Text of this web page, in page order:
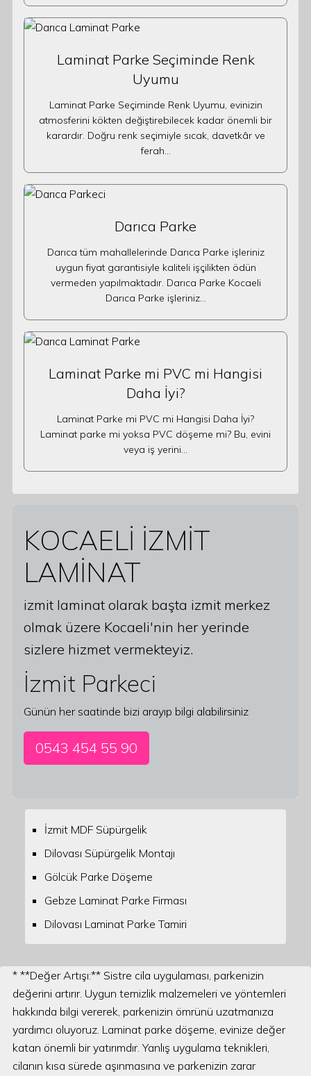
Laminat Parke Seçiminde Renk
Uyumu
Laminat Parke Seçiminde Renk Uyumu, evinizin
atmosferini kökten değiştirebilecek kadar önemli bir
karardır. Doğru renk seçimiyle sıcak, davetkâr ve
ferah…
Darıca Parke
Darıca tüm mahallelerinde Darıca Parke işleriniz
uygun fiyat garantisiyle kaliteli işçilikten ödün
vermeden yapılmaktadır. Darıca Parke Kocaeli
Darıca Parke işleriniz…
Laminat Parke mi PVC mi Hangisi
Daha İyi?
Laminat Parke mi PVC mi Hangisi Daha İyi?
Laminat parke mi yoksa PVC döşeme mi? Bu, evini
veya iş yerini…
KOCAELİ İZMİT
LAMİNAT
izmit laminat olarak başta izmit merkez
olmak üzere Kocaeli'nin her yerinde
sizlere hizmet vermekteyiz.
İzmit Parkeci
Günün her saatinde bizi arayıp bilgi alabilirsiniz
0543 454 55 90
İzmit MDF Süpürgelik
Dilovası Süpürgelik Montajı
Gölcük Parke Döşeme
Gebze Laminat Parke Firması
Dilovası Laminat Parke Tamiri
* **Değer Artışı:** Sistre cila uygulaması, parkenizin
değerini artırır. Uygun temizlik malzemeleri ve yöntemleri
hakkında bilgi vererek, parkenizin ömrünü uzatmanıza
yardımcı oluyoruz. Laminat parke döşeme, evinize değer
katan önemli bir yatırımdır. Yanlış uygulama teknikleri,
cilanın kısa sürede aşınmasına ve parkenizin zarar